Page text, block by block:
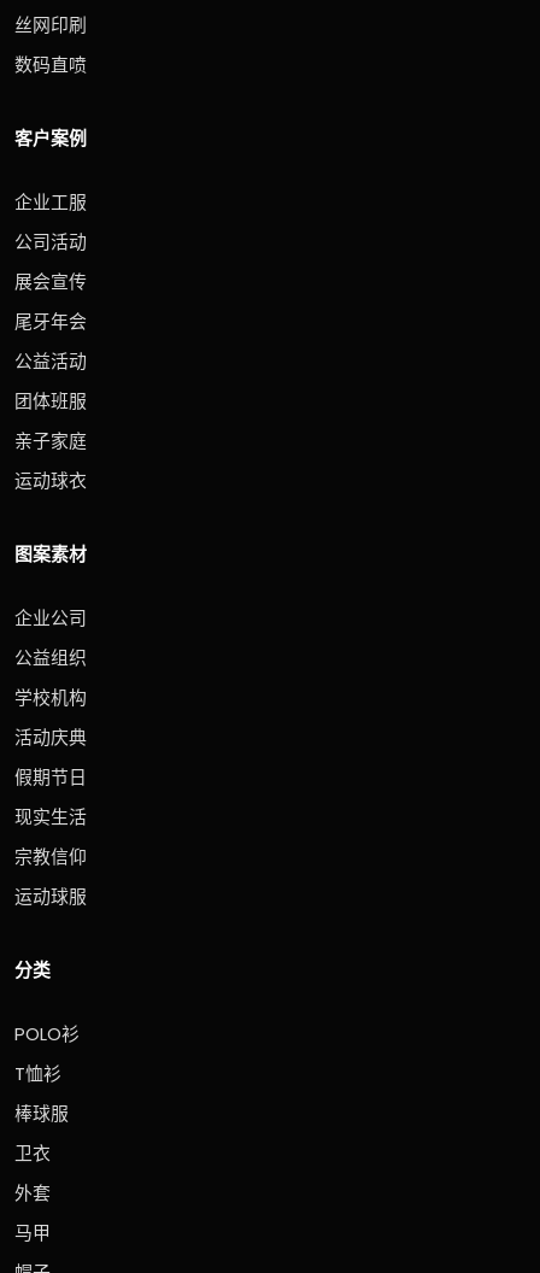
丝网印刷
数码直喷
客户案例
企业工服
公司活动
展会宣传
尾牙年会
公益活动
团体班服
亲子家庭
运动球衣
图案素材
企业公司
公益组织
学校机构
活动庆典
假期节日
现实生活
宗教信仰
运动球服
分类
POLO衫
T恤衫
棒球服
卫衣
外套
马甲